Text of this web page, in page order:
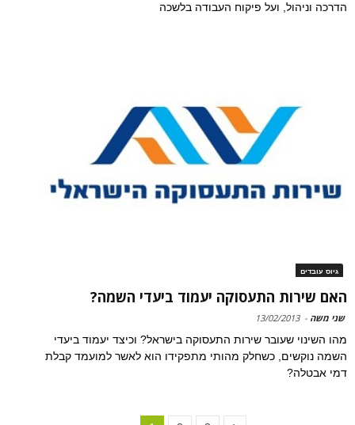
הדרכה וניהול, ועל פיקוח העבודה בלשכה
גיוס עובדים
האם שירות התעסוקה יעמוד ביעדי השמה?
שני משה -
13/02/2013
מהו השינוי שעובר שירות התעסוקה בישראל? וכיצד יעמוד ביעדי
השמה נוקשים, כשחלק מהותי מתפקידו הוא לאשר למועמד קבלת
דמי אבטלה?